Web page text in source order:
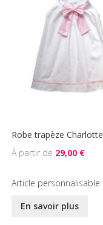
Robe trapèze Charlotte
29,00 €
Article personnalisable
En savoir plus